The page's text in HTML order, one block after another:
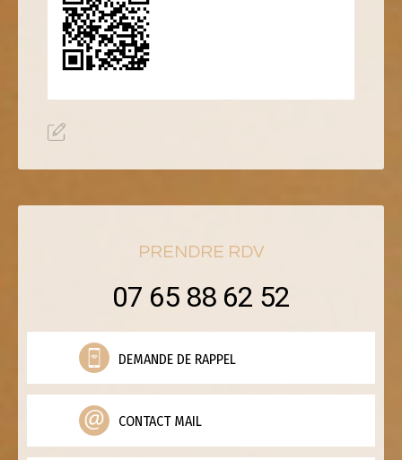
PRENDRE RDV
07 65 88 62 52
DEMANDE DE RAPPEL
CONTACT MAIL